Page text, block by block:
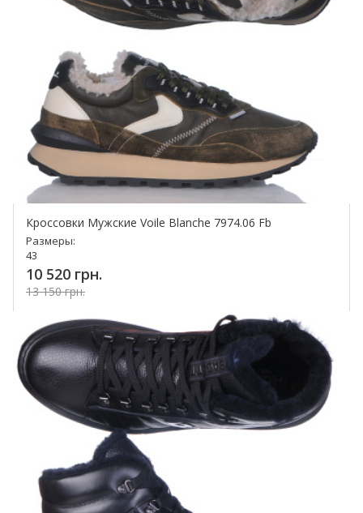
Кроссовки Мужские Voile Blanche 7974.06 Fb
Размеры:
43
10 520 грн.
13 150 грн.
Купить!